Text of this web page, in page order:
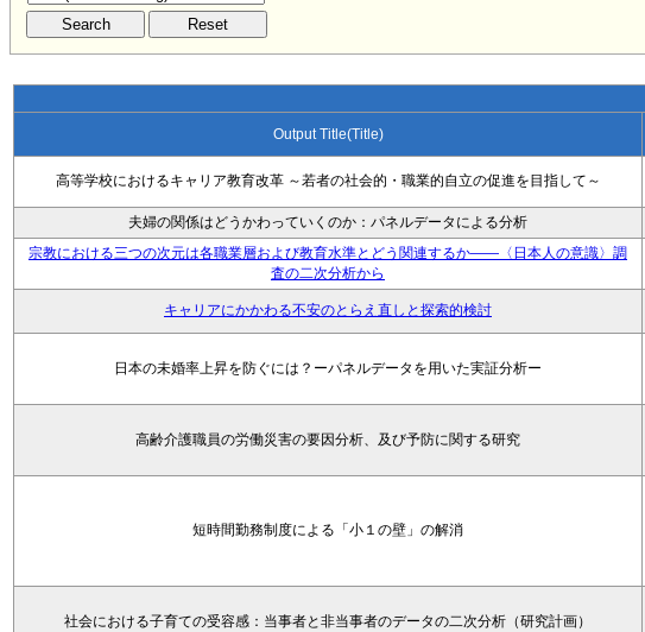
Output Title(Title)
高等学校におけるキャリア教育改革 ～若者の社会的・職業的自立の促進を目指して～
夫婦の関係はどうかわっていくのか：パネルデータによる分析
宗教における三つの次元は各職業層および教育水準とどう関連するか――〈日本人の意識〉調
査の二次分析から
キャリアにかかわる不安のとらえ直しと探索的検討
日本の未婚率上昇を防ぐには？ーパネルデータを用いた実証分析ー
高齢介護職員の労働災害の要因分析、及び予防に関する研究
短時間勤務制度による「小１の壁」の解消
社会における子育ての受容感：当事者と非当事者のデータの二次分析（研究計画）